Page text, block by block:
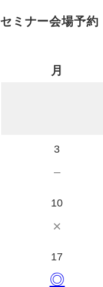
セミナー会場予約
月
3
－
10
×
17
◎